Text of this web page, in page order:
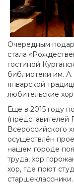
Очередным
стала
гостиной
библиотеки им.
январской
любительские
Еще в 2015 году
(представителей
Всероссийского
осуществлён
нашем городе
труда, хор
хор, где поют